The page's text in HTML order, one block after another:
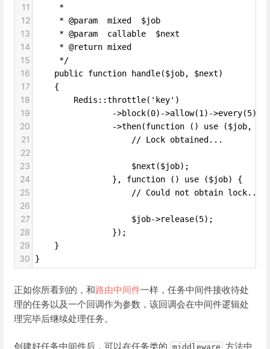
11
     *
12
     * @param  mixed  $job
13
     * @param  callable  $next
14
     * @return mixed
15
     */
16
    public function handle($job, $next)
17
    {
18
        Redis::throttle('key')
19
                ->block(0)->allow(1)->every(5)
20
->then(function () use ($job,
21
                    // Lock obtained...
22
23
                    $next($job);
24
                }, function () use ($job) {
25
                    // Could not obtain lock...
26
27
                    $job->release(5);
28
                });
29
    }
30 }
正如你所看到的，和路由中间件一样，任务中间件接收待处
理的任务以及一个回调作为参数，该回调会在中间件逻辑处
理完毕后继续处理任务。
创建好任务中间件后，可以在任务类的 middleware 方法中